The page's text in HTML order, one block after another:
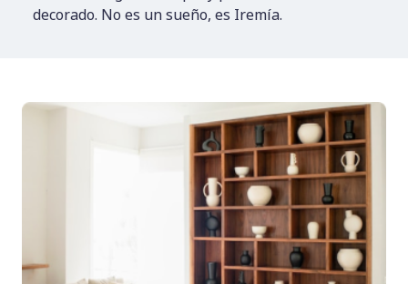
decorado. No es un sueño, es Iremía.